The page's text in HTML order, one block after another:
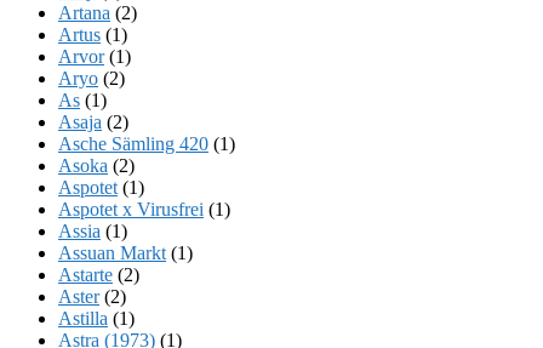
Artana (2)
Artus (1)
Arvor(1)
Aryo (2)
As (1)
Asaja (2)
Asche Sämling 420 (1)
Asoka (2)
Aspotet (1)
Aspotet x Virusfrei (1)
Assia (1)
Assuan Markt (1)
Astarte (2)
Aster(2)
Astilla (1)
Astra (1973) (1)